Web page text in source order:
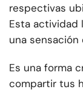
respectivas
Esta actividad
una
Es una forma
compartir tus